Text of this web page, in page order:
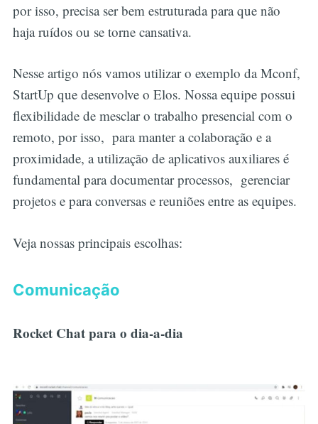
por isso, precisa ser bem estruturada para que não
haja ruídos ou se torne cansativa.
Nesse artigo nós vamos utilizar o exemplo da Mconf,
StartUp que desenvolve o Elos. Nossa equipe possui
flexibilidade de mesclar o trabalho presencial com o
remoto, por isso, para manter a colaboração e a
proximidade, a utilização de aplicativos auxiliares é
fundamental para documentar processos, gerenciar
projetos e para conversas e reuniões entre as equipes.
Veja nossas principais escolhas:
Comunicação
Rocket Chat para o dia-a-dia